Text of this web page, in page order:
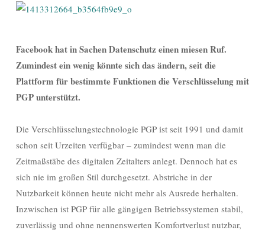
Facebook hat in Sachen Datenschutz einen miesen Ruf.
Zumindest ein wenig könnte sich das ändern, seit die
Plattform für bestimmte Funktionen die Verschlüsselung mit
PGP unterstützt.
Die Verschlüsselungstechnologie PGP ist seit 1991 und damit
schon seit Urzeiten verfügbar – zumindest wenn man die
Zeitmaßstäbe des digitalen Zeitalters anlegt. Dennoch hat es
sich nie im großen Stil durchgesetzt. Abstriche in der
Nutzbarkeit können heute nicht mehr als Ausrede herhalten.
Inzwischen ist PGP für alle gängigen Betriebssystemen stabil,
zuverlässig und ohne nennenswerten Komfortverlust nutzbar,